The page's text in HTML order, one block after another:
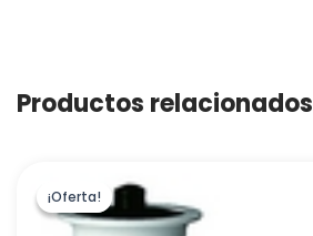
Productos relacionados
¡Oferta!
¡Oferta!